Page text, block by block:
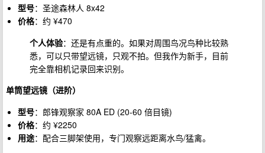
型号：圣途森林人 8x42
价格：约 ¥470
个人体验：还是有点重的。如果对周围鸟况鸟种比较熟
悉，可以只带望远镜，只观不拍。但我作为新手，目前
完全靠相机记录回来识别。
单筒望远镜（进阶）
型号：郎锋观察家 80A ED (20-60 倍目镜)
价格：约 ¥2250
用途：配合三脚架使用，专门观察远距离水鸟/猛禽。